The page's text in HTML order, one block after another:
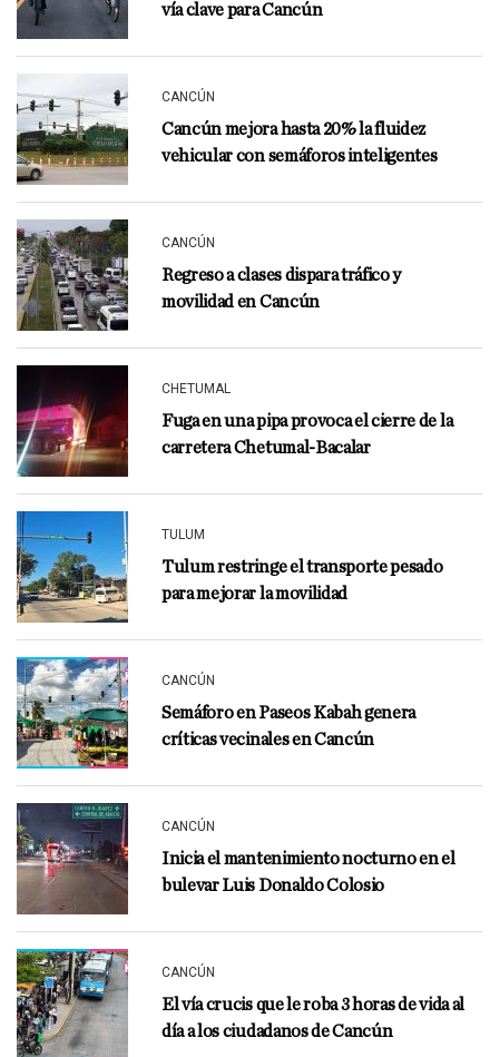
vía clave para Cancún
CANCÚN
Cancún mejora hasta 20% la fluidez
vehicular con semáforos inteligentes
CANCÚN
Regreso a clases dispara tráfico y
movilidad en Cancún
CHETUMAL
Fuga en una pipa provoca el cierre de la
carretera Chetumal-Bacalar
TULUM
Tulum restringe el transporte pesado
para mejorar la movilidad
CANCÚN
Semáforo en Paseos Kabah genera
críticas vecinales en Cancún
CANCÚN
Inicia el mantenimiento nocturno en el
bulevar Luis Donaldo Colosio
CANCÚN
El vía crucis que le roba 3 horas de vida al
día a los ciudadanos de Cancún